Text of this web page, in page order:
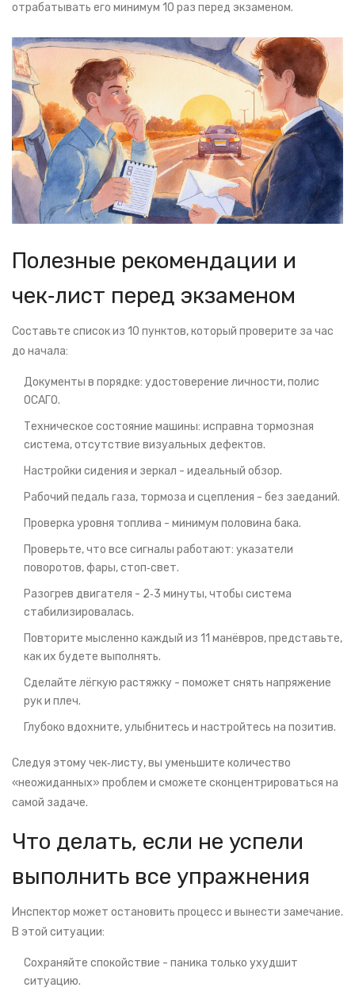
отрабатывать его минимум 10 раз перед экзаменом.
Полезные рекомендации и
чек‑лист перед экзаменом
Составьте список из 10 пунктов, который проверите за час
до начала:
Документы в порядке: удостоверение личности, полис
ОСАГО.
Техническое состояние машины: исправна тормозная
система, отсутствие визуальных дефектов.
Настройки сидения и зеркал - идеальный обзор.
Рабочий педаль газа, тормоза и сцепления - без заеданий.
Проверка уровня топлива - минимум половина бака.
Проверьте, что все сигналы работают: указатели
поворотов, фары, стоп‑свет.
Разогрев двигателя - 2‑3 минуты, чтобы система
стабилизировалась.
Повторите мысленно каждый из 11 манёвров, представьте,
как их будете выполнять.
Сделайте лёгкую растяжку - поможет снять напряжение
рук и плеч.
Глубоко вдохните, улыбнитесь и настройтесь на позитив.
Следуя этому чек‑листу, вы уменьшите количество
«неожиданных» проблем и сможете сконцентрироваться на
самой задаче.
Что делать, если не успели
выполнить все упражнения
Инспектор может остановить процесс и вынести замечание.
В этой ситуации:
Сохраняйте спокойствие - паника только ухудшит
ситуацию.